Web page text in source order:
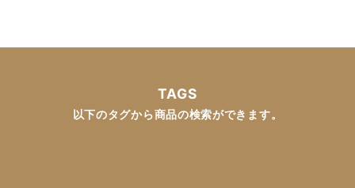
TAGS
以下のタグから商品の検索ができます。